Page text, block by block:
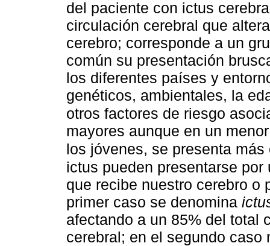
del paciente con ictus
circulación cerebral que
cerebro; corresponde a un
común su presentación
los diferentes países y
genéticos, ambientales, la
otros factores de riesgo
mayores aunque en un
los jóvenes, se presenta
ictus pueden presentarse
que recibe nuestro cerebro o
primer caso se denomina
afectando a un 85% del total
cerebral; en el segundo